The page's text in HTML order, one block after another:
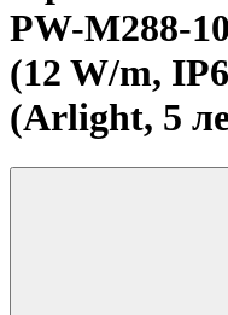
PW-M288-
(12 W/m,
(Arlight, 5